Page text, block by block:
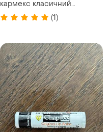
кармекс класичний
лікуючий зволожуючий
(1)